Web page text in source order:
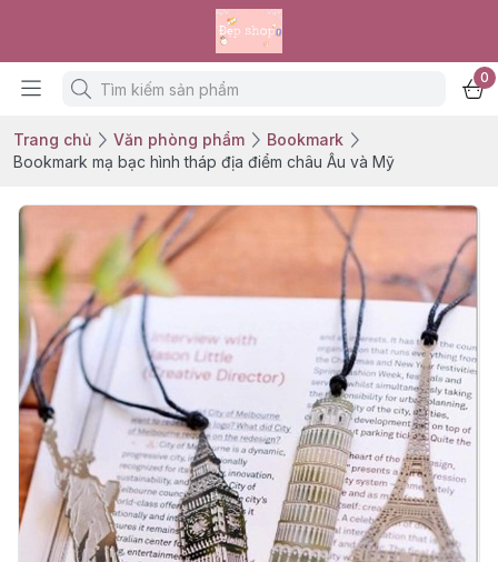
0
Trang chủ Văn phòng phẩm
Bookmark
Bookmark mạ bạc hình tháp địa điểm châu Âu và Mỹ